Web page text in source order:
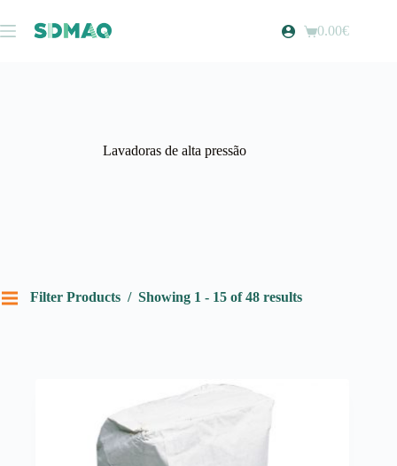
para
o
Carrinho
0.00€
Lavadoras de alta pressão
Filter Products Showing 1 - 15 of 48 results